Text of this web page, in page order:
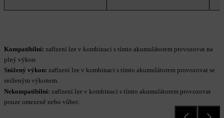
Kompatibilní: zařízení lze v kombinaci s tímto akumulátorem provozovat na
plný výkon.
Snížený výkon: zařízení lze v kombinaci s tímto akumulátorem provozovat se
sníženým výkonem.
Nekompatibilní: zařízení lze v kombinaci s tímto akumulátorem provozovat
pouze omezeně nebo vůbec.